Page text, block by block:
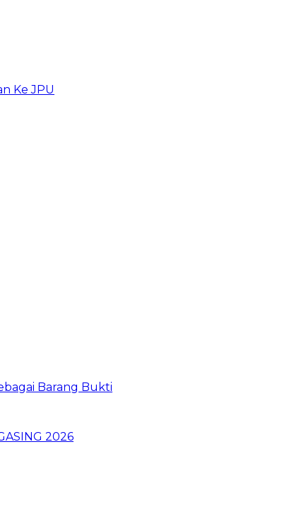
Ke JPU
Barang Bukti
2026